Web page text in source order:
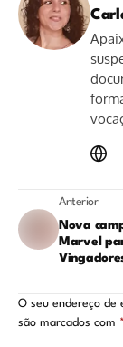
Anterior
Nova
Marvel
O seu endereço de
são marcados com *